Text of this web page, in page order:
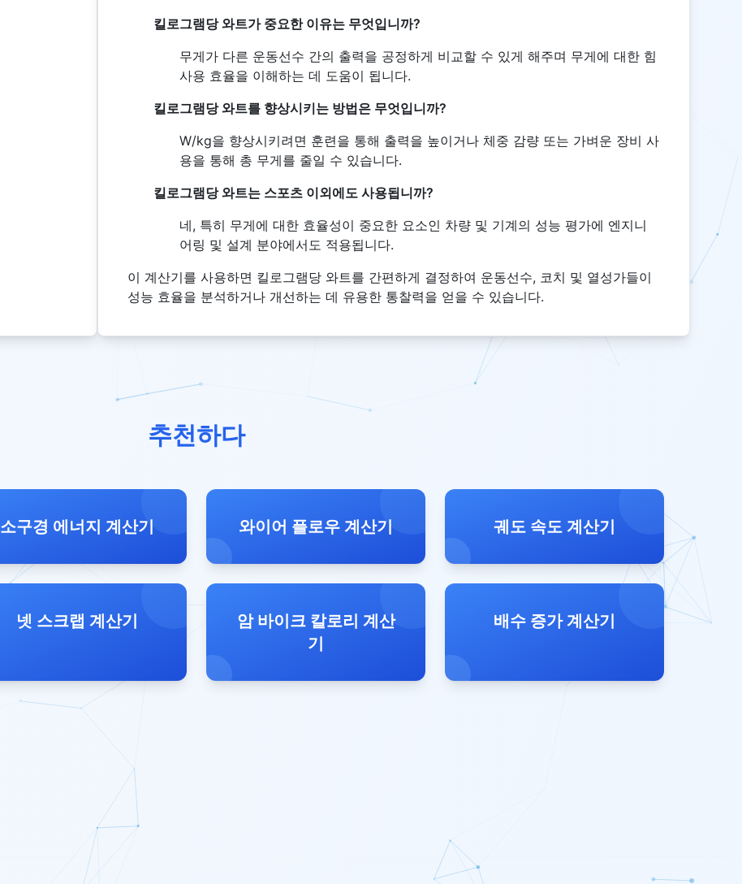
킬로그램당 와트가 중요한 이유는 무엇입니까?
무게가 다른 운동선수 간의 출력을 공정하게 비교할 수 있게 해주며 무게에 대한 힘
사용 효율을 이해하는 데 도움이 됩니다.
킬로그램당 와트를 향상시키는 방법은 무엇입니까?
W/kg을 향상시키려면 훈련을 통해 출력을 높이거나 체중 감량 또는 가벼운 장비 사
용을 통해 총 무게를 줄일 수 있습니다.
킬로그램당 와트는 스포츠 이외에도 사용됩니까?
네, 특히 무게에 대한 효율성이 중요한 요소인 차량 및 기계의 성능 평가에 엔지니
어링 및 설계 분야에서도 적용됩니다.
이 계산기를 사용하면 킬로그램당 와트를 간편하게 결정하여 운동선수, 코치 및 열성가들이
성능 효율을 분석하거나 개선하는 데 유용한 통찰력을 얻을 수 있습니다.
추천하다
소구경 에너지 계산기 와이어 플로우 계산기 궤도 속도 계산기
넷 스크랩 계산기
암 바이크 칼로리 계산
기
배수 증가 계산기